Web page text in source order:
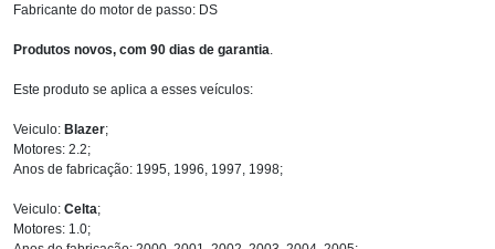
Fabricante do motor de passo: DS
Produtos novos, com 90 dias de garantia
Este produto se aplica a esses veículos:
Veiculo: Blazer;
Motores: 2.2;
Anos de fabricação: 1995, 1996, 1997, 1998;
Veiculo: Celta;
Motores: 1.0;